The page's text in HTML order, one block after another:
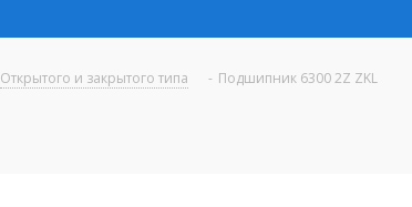
Открытого и закрытого типа - Подшипник 6300 2Z ZKL